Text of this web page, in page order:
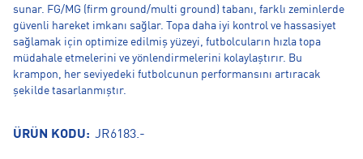
sunar. FG/MG (firm ground/multi ground) tabanı, farklı zeminlerde
güvenli hareket imkanı sağlar. Topa daha iyi kontrol ve hassasiyet
sağlamak için optimize edilmiş yüzeyi, futbolcuların hızla topa
müdahale etmelerini ve yönlendirmelerini kolaylaştırır. Bu
krampon, her seviyedeki futbolcunun performansını artıracak
şekilde tasarlanmıştır.
ÜRÜN KODU: JR6183.-